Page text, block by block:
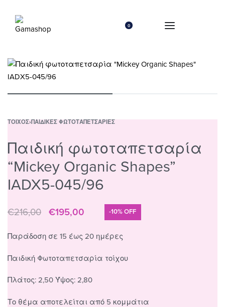
0
ΤΟΊΧΟΣ› ΠΑΙΔΙΚΈΣ ΦΩΤΟΤΑΠΕΤΣΑΡΊΕΣ
Παιδική φωτοταπετσαρία
“Mickey Organic Shapes”
IADX5-045/96
€216,00 €195,00 -10% OFF
Παράδοση σε 15 έως 20 ημέρες
Παιδική Φωτοταπετσαρία τοίχου
Πλάτος: 2,50 Ύψος: 2,80
Το θέμα αποτελείται από 5 κομμάτια